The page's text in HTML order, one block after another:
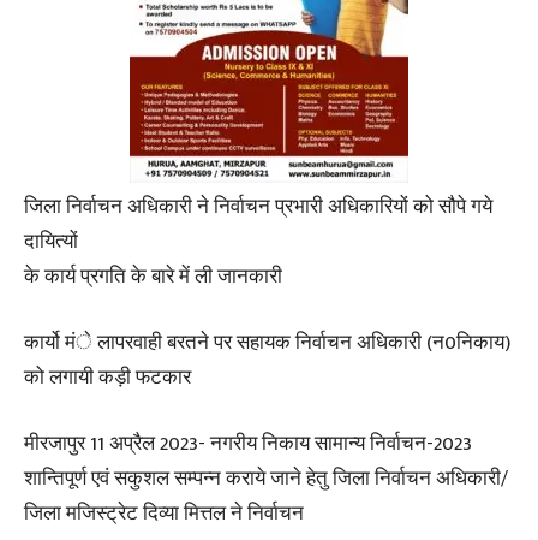
जिला निर्वाचन अधिकारी ने निर्वाचन प्रभारी अधिकारियों को सौपे गये
दायित्यों
के कार्य प्रगति के बारे में ली जानकारी
कार्यो मंे लापरवाही बरतने पर सहायक निर्वाचन अधिकारी (न0निकाय)
को लगायी कड़ी फटकार
मीरजापुर 11 अप्रैल 2023- नगरीय निकाय सामान्य निर्वाचन-2023
शान्तिपूर्ण एवं सकुशल सम्पन्न कराये जाने हेतु जिला निर्वाचन अधिकारी/
जिला मजिस्ट्रेट दिव्या मित्तल ने निर्वाचन